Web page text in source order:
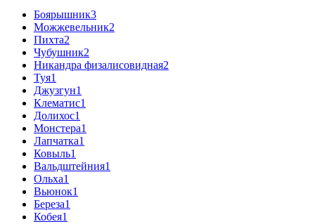
Боярышник3
Можжевельник2
Пихта2
Чубушник2
Никандра физалисовидная2
Туя1
Джузгун1
Клематис1
Долихос1
Монстера1
Лапчатка1
Ковыль1
Вальдштейния1
Ольха1
Вьюнок1
Береза1
Кобея1